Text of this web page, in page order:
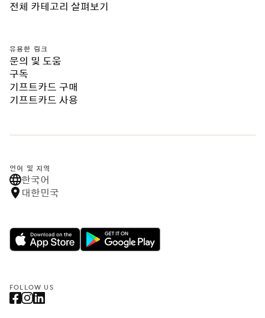
전체 카테고리 살펴보기
유용한 링크
문의 및 도움
구독
기프트카드 구매
기프트카드 사용
언어 및 지역
한국어
대한민국
FOLLOW US